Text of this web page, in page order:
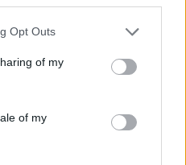
uses one or more Google
behaviour. You may click to
and its third-party tags to
purposes in below Google
Opt Outs
of my
of my
magyar bölcsességei és
a párizsi merényletről